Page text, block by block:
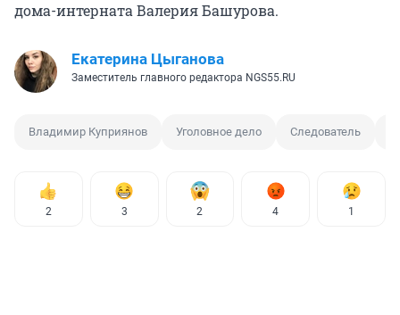
дома-интерната Валерия Башурова.
Екатерина Цыганова
Заместитель главного редактора NGS55.RU
Владимир Куприянов Уголовное дело Следователь
2 3 2 4 1